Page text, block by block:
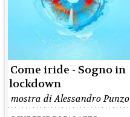
Come iride - Sogno in
lockdown
mostra di Alessandro Punzo